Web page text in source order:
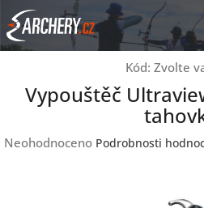
Přejít
na
obsah
Kód: Zvolte
Vypouštěč
Průměrné
Neohodnoceno Podrobnosti